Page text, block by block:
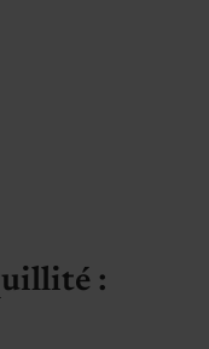
: